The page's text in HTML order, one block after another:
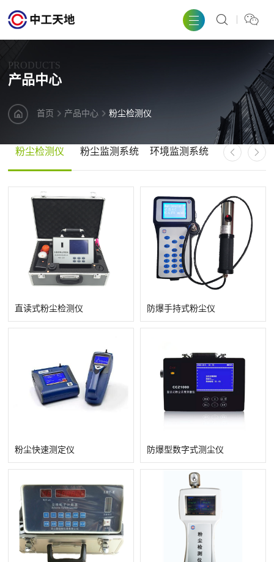
PRODUCTS
产品中心
首页 产品中心 粉尘检测仪
粉尘检测仪 粉尘监测系统 环境监测系统 气象站
直读式粉尘检测仪
查看详情
防爆手持式粉尘仪
查看详情
粉尘快速测定仪
查看详情
防爆型数字式测尘仪
查看详情